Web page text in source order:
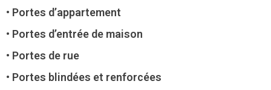
• Portes d’appartement
• Portes d’entrée de maison
• Portes de rue
• Portes blindées et renforcées